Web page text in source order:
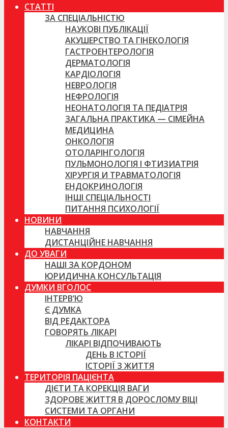
СТАТТІ
ЗА СПЕЦІАЛЬНІСТЮ
НАУКОВІ ПУБЛІКАЦІЇ
АКУШЕРСТВО ТА ГІНЕКОЛОГІЯ
ГАСТРОЕНТЕРОЛОГІЯ
ДЕРМАТОЛОГІЯ
КАРДІОЛОГІЯ
НЕВРОЛОГІЯ
НЕФРОЛОГІЯ
НЕОНАТОЛОГІЯ ТА ПЕДІАТРІЯ
ЗАГАЛЬНА ПРАКТИКА — СІМЕЙНА
МЕДИЦИНА
ОНКОЛОГІЯ
ОТОЛАРІНГОЛОГІЯ
ПУЛЬМОНОЛОГІЯ І ФТИЗИАТРІЯ
ХІРУРГІЯ И ТРАВМАТОЛОГІЯ
ЕНДОКРИНОЛОГІЯ
ІНШІ СПЕЦІАЛЬНОСТІ
ПИТАННЯ ПСИХОЛОГІЇ
НОВИНИ
НАВЧАННЯ
ДИСТАНЦІЙНЕ НАВЧАННЯ
ДО УВАГИ
НАШІ ЗА КОРДОНОМ
ЮРИДИЧНА КОНСУЛЬТАЦІЯ
ДУМКИ ВГОЛОС
ІНТЕРВ’Ю
Є ДУМКА
ВІД РЕДАКТОРА
ГОВОРЯТЬ ЛІКАРІ
ЛІКАРІ ВІДПОЧИВАЮТЬ
ДЕНЬ В ІСТОРІЇ
ІСТОРІЇ З ЖИТТЯ
ТЕРИТОРІЯ ПАЦІЄНТА
ДІЄТИ ТА КОРЕКЦІЯ ВАГИ
ЗДОРОВЕ ЖИТТЯ В ДОРОСЛОМУ ВІЦІ
СИСТЕМИ ТА ОРГАНИ
КОНТАКТИ